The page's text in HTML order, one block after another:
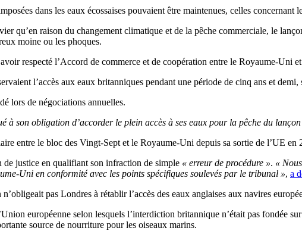
dans les eaux écossaises pouvaient être maintenues, celles
qu’en raison du changement climatique et de la pêche commerciale, le
moine ou les phoques.
respecté l’Accord de commerce et de coopération entre le Royaume-Uni
l’accès aux eaux britanniques pendant une période de cinq ans et
lors de négociations annuelles.
à son obligation d’accorder le plein accès à ses eaux pour la pêche du lançon
entre le bloc des Vingt-Sept et le Royaume-Uni depuis sa sortie de l’UE en
justice en qualifiant son infraction de simple « erreur de procédure ». «
Uni en conformité avec les points spécifiques soulevés par le tribunal », a
pas Londres à rétablir l’accès des eaux anglaises aux navires
européenne selon lesquels l’interdiction britannique n’était pas fondée
source de nourriture pour les oiseaux marins.